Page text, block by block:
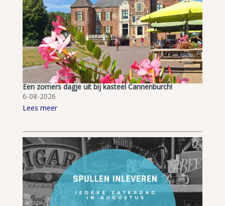
Een zomers dagje uit bij kasteel Cannenburch!
6-08-2026
Lees meer